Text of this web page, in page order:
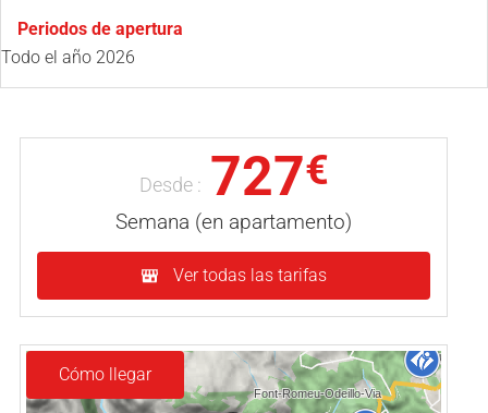
Periodos de apertura
Todo el año 2026
Desde : 727€
Semana (en apartamento)
Ver todas las tarifas
Cómo llegar